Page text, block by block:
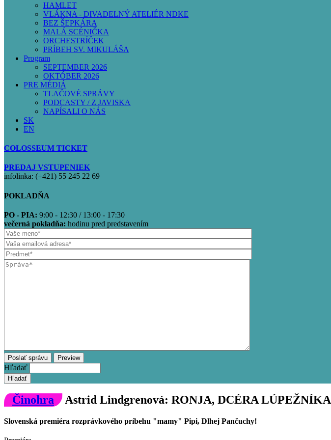
HAMLET
VLÁKNA - DIVADELNÝ ATELIÉR NDKE
BEZ ŠEPKÁRA
MALÁ SCÉNIČKA
ORCHESTRÍČEK
PRÍBEH SV. MIKULÁŠA
Program
SEPTEMBER 2026
OKTÓBER 2026
PRE MÉDIÁ
TLAČOVÉ SPRÁVY
PODCASTY / Z JAVISKA
NAPÍSALI O NÁS
SK
EN
COLOSSEUM TICKET
PREDAJ VSTUPENIEK
infolinka: (+421) 55 245 22 69
POKLADŇA
PO - PIA: 9:00 - 12:30 / 13:00 - 17:30
večerná pokladňa: hodinu pred predstavením
Hľadať
Činohra Astrid Lindgrenová: RONJA, DCÉRA LÚPEŽNÍKA
Slovenská premiéra rozprávkového príbehu "mamy" Pipi, Dlhej Pančuchy!